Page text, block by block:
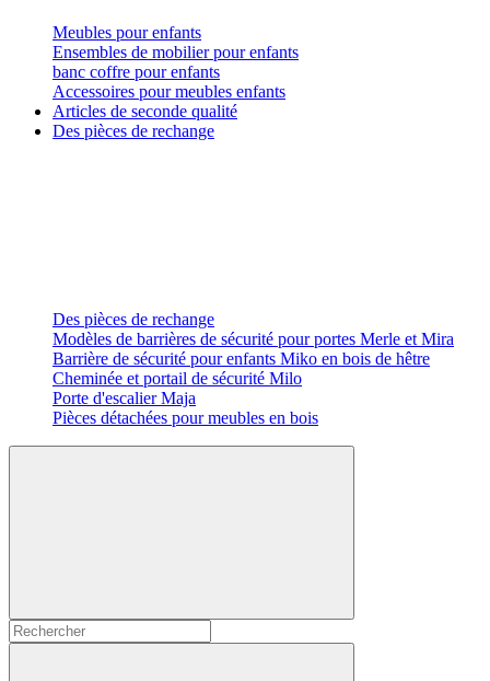
Meubles pour enfants
Ensembles de mobilier pour enfants
banc coffre pour enfants
Accessoires pour meubles enfants
Articles de seconde qualité
Des pièces de rechange
Des pièces de rechange
Modèles de barrières de sécurité pour portes Merle et Mira
Barrière de sécurité pour enfants Miko en bois de hêtre
Cheminée et portail de sécurité Milo
Porte d'escalier Maja
Pièces détachées pour meubles en bois